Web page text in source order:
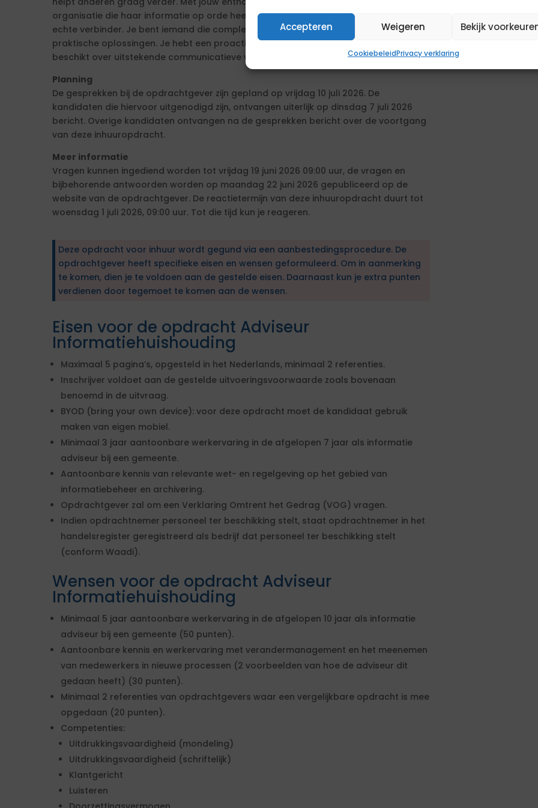
Accepteren Weigeren Bekijk
CookiebeleidPrivacy verklaring
organisatie die haar informatie op orde heeft – nu en in de toekomst. Je bent een
echte verbinder. Je bent iemand die complexiteit kan vertalen naar hele heldere en
praktische oplossingen. Je hebt een proactieve houding, bent resultaatgericht en
beschikt over uitstekende communicatieve vaardigheden.
Planning
De gesprekken bij de opdrachtgever zijn gepland op vrijdag 10 juli 2026. De
kandidaten die hiervoor uitgenodigd zijn, ontvangen uiterlijk op dinsdag 7 juli 2026
bericht. Overige kandidaten ontvangen na de gesprekken bericht over de voortgang
van deze inhuuropdracht.
Meer informatie
Vragen kunnen ingediend worden tot vrijdag 19 juni 2026 09:00 uur, de vragen en
bijbehorende antwoorden worden op maandag 22 juni 2026 gepubliceerd op de
website van de opdrachtgever. De reactietermijn van deze inhuuropdracht duurt tot
woensdag 1 juli 2026, 09:00 uur. Tot die tijd kun je reageren.
Deze opdracht voor inhuur wordt gegund via een aanbestedingsprocedure. De
opdrachtgever heeft specifieke eisen en wensen geformuleerd. Om in aanmerking
te komen, dien je te voldoen aan de gestelde eisen. Daarnaast kun je extra punten
verdienen door tegemoet te komen aan de wensen.
Eisen voor de opdracht Adviseur
Informatiehuishouding
Maximaal 5 pagina’s, opgesteld in het Nederlands, minimaal 2 referenties.
Inschrijver voldoet aan de gestelde uitvoeringsvoorwaarde zoals bovenaan
benoemd in de uitvraag.
BYOD (bring your own device): voor deze opdracht moet de kandidaat gebruik
maken van eigen mobiel.
Minimaal 3 jaar aantoonbare werkervaring in de afgelopen 7 jaar als informatie
adviseur bij een gemeente.
Aantoonbare kennis van relevante wet- en regelgeving op het gebied van
informatiebeheer en archivering.
Opdrachtgever zal om een Verklaring Omtrent het Gedrag (VOG) vragen.
Indien opdrachtnemer personeel ter beschikking stelt, staat opdrachtnemer in het
handelsregister geregistreerd als bedrijf dat personeel ter beschikking stelt
(conform Waadi).
Wensen voor de opdracht Adviseur
Informatiehuishouding
Minimaal 5 jaar aantoonbare werkervaring in de afgelopen 10 jaar als informatie
adviseur bij een gemeente (50 punten).
Aantoonbare kennis en werkervaring met verandermanagement en het meenemen
van medewerkers in nieuwe processen (2 voorbeelden van hoe de adviseur dit
gedaan heeft) (30 punten).
Minimaal 2 referenties van opdrachtgevers waar een vergelijkbare opdracht is mee
opgedaan (20 punten).
Competenties:
Uitdrukkingsvaardigheid (mondeling)
Uitdrukkingsvaardigheid (schriftelijk)
Klantgericht
Luisteren